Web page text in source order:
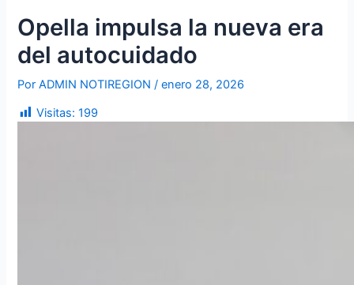
o
o
k
g
a
m
e
b
Opella impulsa la nueva era
del autocuidado
PorADMIN NOTIREGION/enero 28, 2026
Visitas: 199